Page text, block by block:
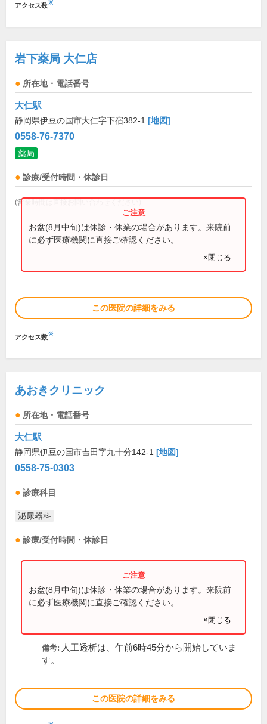
アクセス数※
岩下薬局 大仁店
所在地・電話番号
大仁駅
静岡県伊豆の国市大仁字下宿382-1 [地図]
0558-76-7370
薬局
診療/受付時間・休診日
(営業時間は直接お問い合わせください)
お盆(8月中旬)は休診・休業の場合があります。来院前
に必ず医療機関に直接ご確認ください。
×閉じる
この医院の詳細をみる
アクセス数※
あおきクリニック
所在地・電話番号
大仁駅
静岡県伊豆の国市吉田字九十分142-1 [地図]
0558-75-0303
診療科目
泌尿器科
診療/受付時間・休診日
お盆(8月中旬)は休診・休業の場合があります。来院前
に必ず医療機関に直接ご確認ください。
×閉じる
備考: 人工透析は、午前6時45分から開始していま
す。
この医院の詳細をみる